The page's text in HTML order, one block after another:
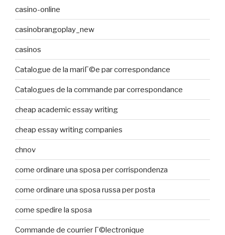
casino-online
casinobrangoplay_new
casinos
Catalogue de la mariГ©e par correspondance
Catalogues de la commande par correspondance
cheap academic essay writing
cheap essay writing companies
chnov
come ordinare una sposa per corrispondenza
come ordinare una sposa russa per posta
come spedire la sposa
Commande de courrier Г©lectronique